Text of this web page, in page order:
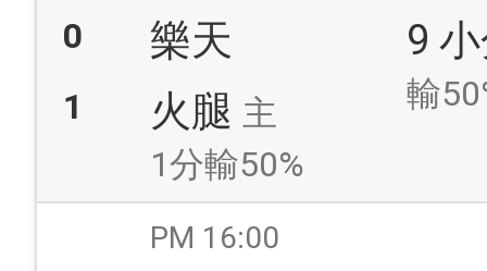
0 樂天
1 火腿 主
1分輸50%
9
輸
PM 16:00